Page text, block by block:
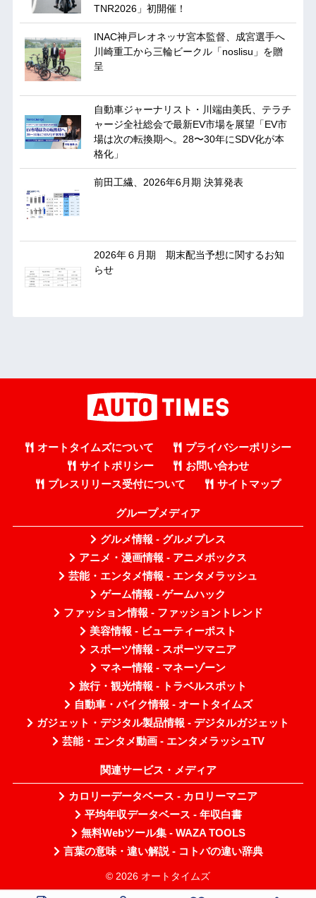
TNR2026」初開催！
INAC神戸レオネッサ宮本監督、成宮選手へ
川崎重工から三輪ビークル「noslisu」を贈
呈
自動車ジャーナリスト・川端由美氏、テラチ
ャージ全社総会で最新EV市場を展望「EV市
場は次の転換期へ。28〜30年にSDV化が本
格化」
前田工繊、2026年6月期 決算発表
2026年６月期 期末配当予想に関するお知
らせ
オートタイムズについて
プライバシーポリシー
サイトポリシー
お問い合わせ
プレスリリース受付について
サイトマップ
グループメディア
グルメ情報 - グルメプレス
アニメ・漫画情報 - アニメボックス
芸能・エンタメ情報 - エンタメラッシュ
ゲーム情報 - ゲームハック
ファッション情報 - ファッショントレンド
美容情報 - ビューティーポスト
スポーツ情報 - スポーツマニア
マネー情報 - マネーゾーン
旅行・観光情報 - トラベルスポット
自動車・バイク情報 - オートタイムズ
ガジェット・デジタル製品情報 - デジタルガジェット
芸能・エンタメ動画 - エンタメラッシュTV
関連サービス・メディア
カロリーデータベース - カロリーマニア
平均年収データベース - 年収白書
無料Webツール集 - WAZA TOOLS
言葉の意味・違い解説 - コトバの違い辞典
© 2026 オートタイムズ